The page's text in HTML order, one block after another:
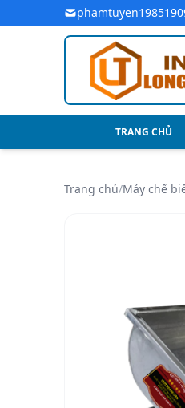
Bỏ qua đến nội dung chính
TRANG CHỦ
Trang chủ/Máy chế